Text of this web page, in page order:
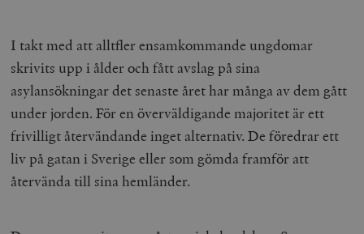
I takt med att alltfler ensamkommande ungdomar
skrivits upp i ålder och fått avslag på sina
asylansökningar det senaste året har många av dem gått
under jorden. För en överväldigande majoritet är ett
frivilligt återvändande inget alternativ. De föredrar ett
liv på gatan i Sverige eller som gömda framför att
återvända till sina hemländer.